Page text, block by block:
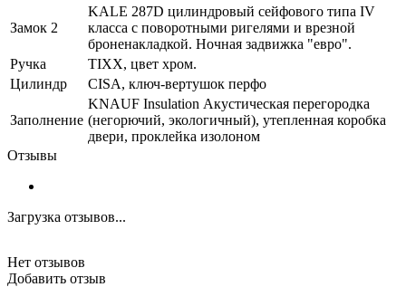
Замок 2
KALE 287D цилиндровый сейфового типа IV
класса с поворотными ригелями и врезной
броненакладкой. Ночная задвижка "евро".
Ручка
TIXX, цвет хром.
Цилиндр
CISA, ключ-вертушок перфо
Заполнение
KNAUF Insulation Акустическая перегородка
(негорючий, экологичный), утепленная коробка
двери, проклейка изолоном
Отзывы
Загрузка отзывов...
Нет отзывов
Добавить отзыв